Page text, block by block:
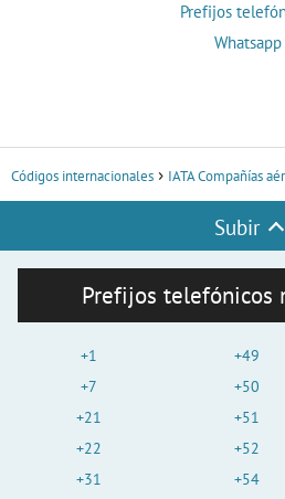
Prefijos
Whatsapp
Códigos internacionales IATA Compañías
Subir
Prefijos telefónicos
+1
+7
+21
+22
+31
+49
+50
+51
+52
+54